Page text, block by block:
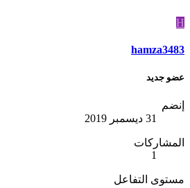
H
hamza3483
عضو جديد
إنضم
31 ديسمبر 2019
المشاركات
1
مستوى التفاعل